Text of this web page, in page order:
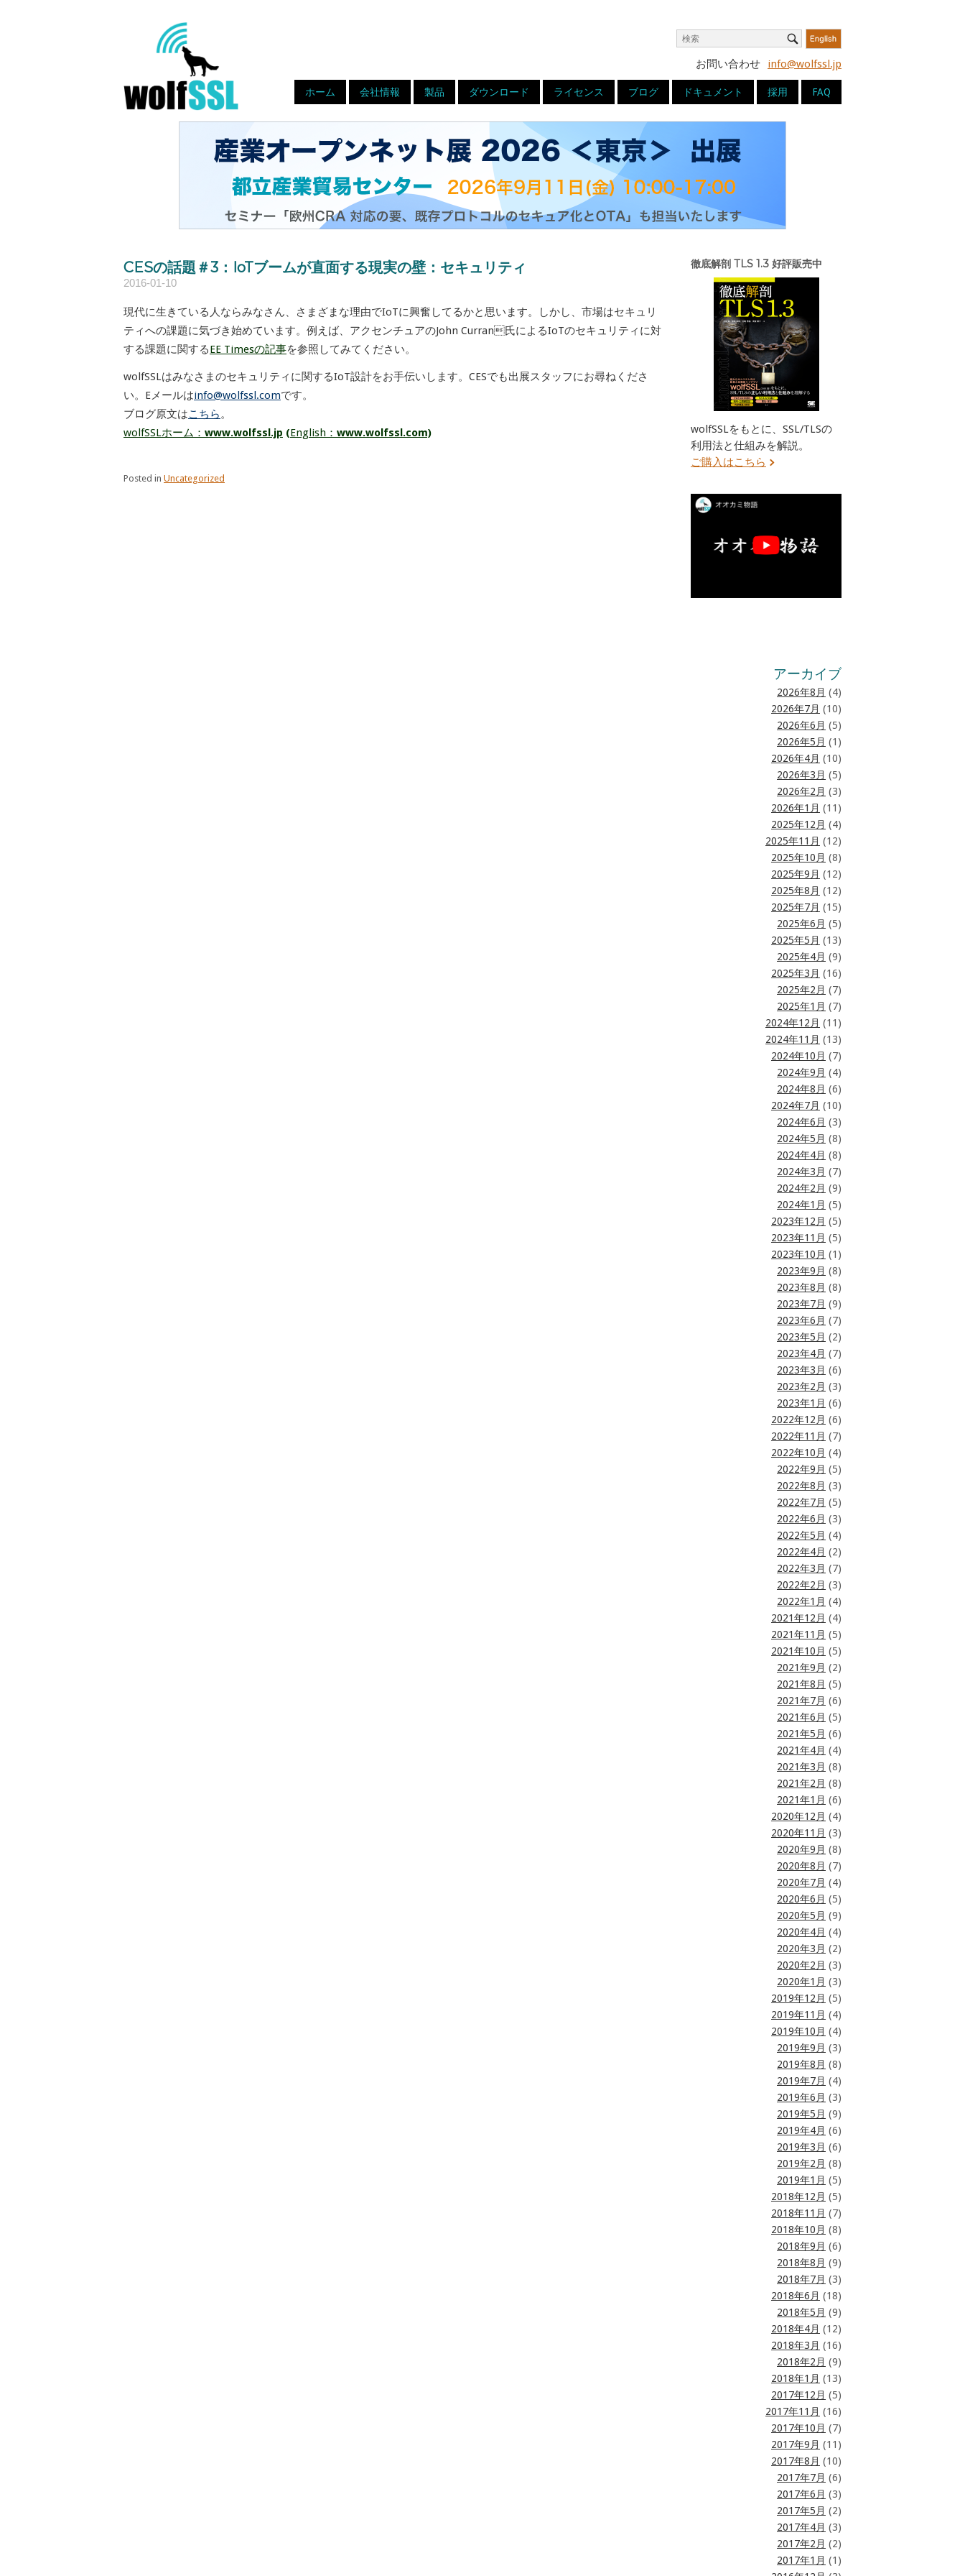
お問い合わせ info@wolfssl.jp
ホーム 会社情報 製品 ダウンロード ライセンス ブログ ドキュメント 採用 FAQ
Search
for:
Search
CESの話題＃3：IoTブームが直面する現実の壁：セキュリティ
2016-01-10
現代に生きている人ならみなさん、さまざまな理由でIoTに興奮してるかと思います。しかし、市場はセキュリ
ティへの課題に気づき始めています。例えば、アクセンチュアのJohn Curran氏によるIoTのセキュリティに対
する課題に関するEE Timesの記事を参照してみてください。
wolfSSLはみなさまのセキュリティに関するIoT設計をお手伝いします。CESでも出展スタッフにお尋ねくださ
い。Eメールはinfo@wolfssl.comです。
ブログ原文はこちら。
wolfSSLホーム： www.wolfssl.jp (English： www.wolfssl.com)
Posted in Uncategorized
徹底解剖 TLS 1.3 好評販売中
wolfSSLをもとに、SSL/TLSの
利用法と仕組みを解説。
ご購入はこちら
アーカイブ
2026年8月 (4)
2026年7月 (10)
2026年6月 (5)
2026年5月 (1)
2026年4月 (10)
2026年3月 (5)
2026年2月 (3)
2026年1月 (11)
2025年12月 (4)
2025年11月 (12)
2025年10月 (8)
2025年9月 (12)
2025年8月 (12)
2025年7月 (15)
2025年6月 (5)
2025年5月 (13)
2025年4月 (9)
2025年3月 (16)
2025年2月 (7)
2025年1月 (7)
2024年12月 (11)
2024年11月 (13)
2024年10月 (7)
2024年9月 (4)
2024年8月 (6)
2024年7月 (10)
2024年6月 (3)
2024年5月 (8)
2024年4月 (8)
2024年3月 (7)
2024年2月 (9)
2024年1月 (5)
2023年12月 (5)
2023年11月 (5)
2023年10月 (1)
2023年9月 (8)
2023年8月 (8)
2023年7月 (9)
2023年6月 (7)
2023年5月 (2)
2023年4月 (7)
2023年3月 (6)
2023年2月 (3)
2023年1月 (6)
2022年12月 (6)
2022年11月 (7)
2022年10月 (4)
2022年9月 (5)
2022年8月 (3)
2022年7月 (5)
2022年6月 (3)
2022年5月 (4)
2022年4月 (2)
2022年3月 (7)
2022年2月 (3)
2022年1月 (4)
2021年12月 (4)
2021年11月 (5)
2021年10月 (5)
2021年9月 (2)
2021年8月 (5)
2021年7月 (6)
2021年6月 (5)
2021年5月 (6)
2021年4月 (4)
2021年3月 (8)
2021年2月 (8)
2021年1月 (6)
2020年12月 (4)
2020年11月 (3)
2020年9月 (8)
2020年8月 (7)
2020年7月 (4)
2020年6月 (5)
2020年5月 (9)
2020年4月 (4)
2020年3月 (2)
2020年2月 (3)
2020年1月 (3)
2019年12月 (5)
2019年11月 (4)
2019年10月 (4)
2019年9月 (3)
2019年8月 (8)
2019年7月 (4)
2019年6月 (3)
2019年5月 (9)
2019年4月 (6)
2019年3月 (6)
2019年2月 (8)
2019年1月 (5)
2018年12月 (5)
2018年11月 (7)
2018年10月 (8)
2018年9月 (6)
2018年8月 (9)
2018年7月 (3)
2018年6月 (18)
2018年5月 (9)
2018年4月 (12)
2018年3月 (16)
2018年2月 (9)
2018年1月 (13)
2017年12月 (5)
2017年11月 (16)
2017年10月 (7)
2017年9月 (11)
2017年8月 (10)
2017年7月 (6)
2017年6月 (3)
2017年5月 (2)
2017年4月 (3)
2017年2月 (2)
2017年1月 (1)